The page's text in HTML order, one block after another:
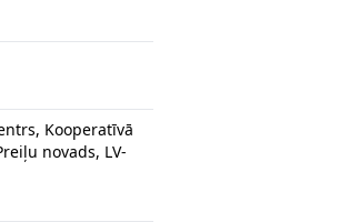
Kooperatīvā
novads, LV-